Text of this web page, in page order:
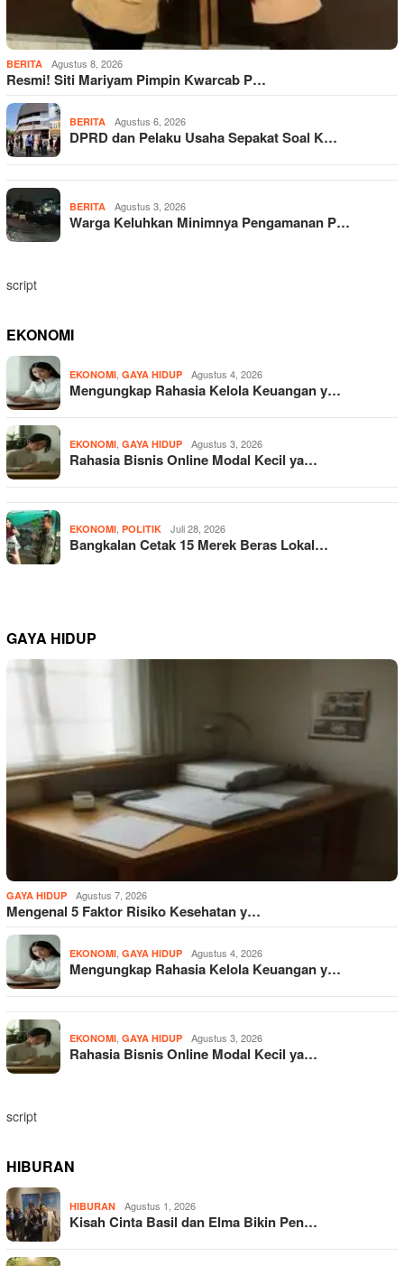
BERITA Agustus 8, 2026
Resmi! Siti Mariyam Pimpin Kwarcab P…
BERITA Agustus 6, 2026
DPRD dan Pelaku Usaha Sepakat Soal K…
BERITA Agustus 3, 2026
Warga Keluhkan Minimnya Pengamanan P…
script
EKONOMI
EKONOMI GAYA HIDUP Agustus 4, 2026
Mengungkap Rahasia Kelola Keuangan y…
EKONOMI GAYA HIDUP Agustus 3, 2026
Rahasia Bisnis Online Modal Kecil ya…
EKONOMI POLITIK Juli 28, 2026
Bangkalan Cetak 15 Merek Beras Lokal…
GAYA HIDUP
GAYA HIDUP Agustus 7, 2026
Mengenal 5 Faktor Risiko Kesehatan y…
EKONOMI GAYA HIDUP Agustus 4, 2026
Mengungkap Rahasia Kelola Keuangan y…
EKONOMI GAYA HIDUP Agustus 3, 2026
Rahasia Bisnis Online Modal Kecil ya…
script
HIBURAN
HIBURAN Agustus 1, 2026
Kisah Cinta Basil dan Elma Bikin Pen…